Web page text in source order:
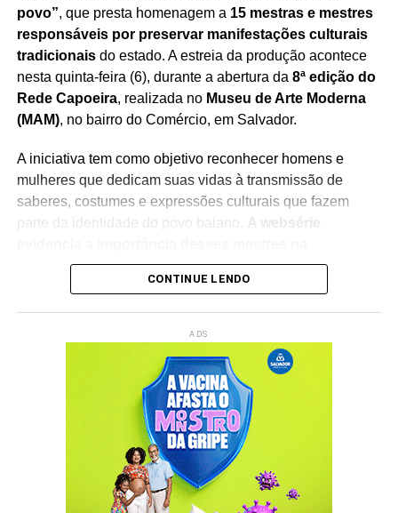
povo”, que presta homenagem a 15 mestras e mestres
responsáveis por preservar manifestações culturais
tradicionaisdo estado. A estreia da produção acontece
nesta quinta-feira (6), durante a abertura da 8ª edição do
Rede Capoeira, realizada no Museu de Arte Moderna
(MAM), no bairro do Comércio, em Salvador.
A iniciativa tem como objetivo reconhecer homens e
mulheres que dedicam suas vidas à transmissão de
saberes, costumes e expressões culturais que fazem
parte da identidade do povo baiano.
A websérie
preservação do patrimônio imaterial, reforçando o
papel da cultura popular na construção da memória
O lançamento integra a programação doRede Capoeira
evento que reúne artistas, pesquisadores, representantes
de movimentos culturais e admiradores da cultura afro-
A cerimônia contará com a participação da
ministra da Cultura, Margareth Menezes
debate sobre políticas públicas voltadas à valorização
das manifestações culturais tradicionais.
CONTINUE LENDO
ADS